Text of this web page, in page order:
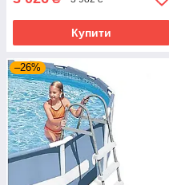
Купити
–26%